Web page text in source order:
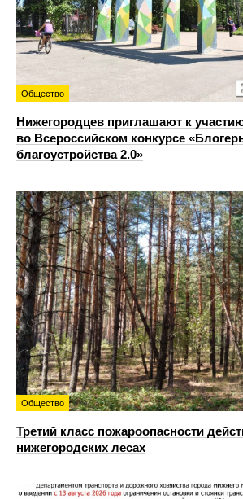
Общество
Нижегородцев приглашают к
во Всероссийском конкурсе
благоустройства 2.0»
Общество
Третий класс пожароопасности
нижегородских лесах